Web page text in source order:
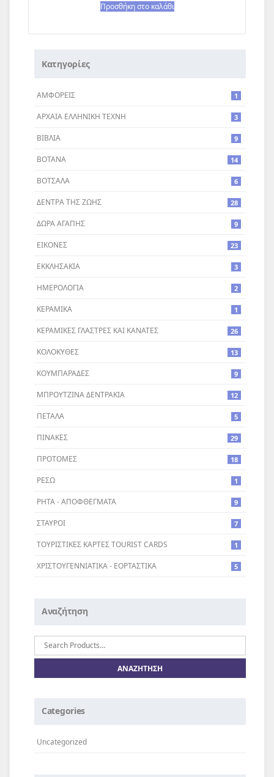
Προσθήκη στο καλάθι
Κατηγορίες
ΑΜΦΟΡΕΙΣ 1
ΑΡΧΑΙΑ ΕΛΛΗΝΙΚΗ ΤΕΧΝΗ 3
ΒΙΒΛΙΑ 9
ΒΟΤΑΝΑ 14
ΒΟΤΣΑΛΑ 6
ΔΕΝΤΡA ΤΗΣ ΖΩΗΣ 28
ΔΩΡΑ ΑΓΑΠΗΣ 9
ΕΙΚΟΝΕΣ 23
ΕΚΚΛΗΣΑΚΙΑ 3
ΗΜΕΡΟΛΟΓΙΑ 2
ΚΕΡΑΜΙΚΑ 1
ΚΕΡΑΜΙΚΕΣ ΓΛΑΣΤΡΕΣ ΚΑΙ ΚΑΝΑΤΕΣ 26
ΚΟΛΟΚΥΘΕΣ 13
ΚΟΥΜΠΑΡΑΔΕΣ 9
ΜΠΡΟΥΤΖΙΝΑ ΔΕΝΤΡΑΚΙΑ 12
ΠΕΤΑΛΑ 5
ΠΙΝΑΚΕΣ 29
ΠΡΟΤΟΜΕΣ 18
ΡΕΣΩ 1
ΡΗΤΑ - ΑΠΟΦΘΕΓΜΑΤΑ 9
ΣΤΑΥΡΟI 7
ΤΟΥΡΙΣΤΙΚΕΣ ΚΑΡΤΕΣ TOURIST CARDS 1
ΧΡΙΣΤΟΥΓΕΝΝΙΑΤΙΚΑ - ΕΟΡΤΑΣΤΙΚΑ 5
Αναζήτηση
Αναζήτηση
για:
Categories
Uncategorized